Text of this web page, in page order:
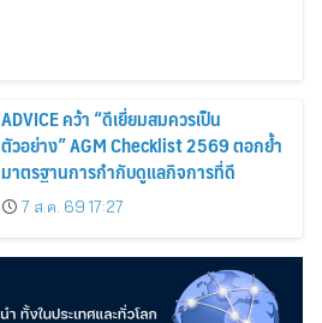
ADVICE คว้า “ดีเยี่ยมสมควรเป็น
ตัวอย่าง” AGM Checklist 2569 ตอกย้ำ
มาตรฐานการกำกับดูแลกิจการที่ดี
7 ส.ค. 69 17:27